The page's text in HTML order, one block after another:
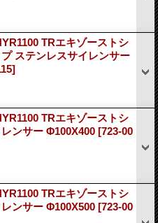
TRエキゾーストシ
ステンレスサイレンサー
TRエキゾーストシ
ンサー Φ100X400 [723-00
TRエキゾーストシ
ンサー Φ100X500 [723-00